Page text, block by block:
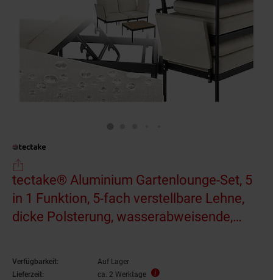
tectake® Aluminium Gartenlounge-Set, 5
in 1 Funktion, 5-fach verstellbare Lehne,
dicke Polsterung, wasserabweisende,
Verfügbarkeit:
Auf Lager
Lieferzeit:
ca. 2 Werktage